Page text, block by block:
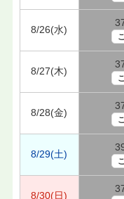
8/26(水)
8/27(木)
8/28(金)
8/29(土)
8/30(日)